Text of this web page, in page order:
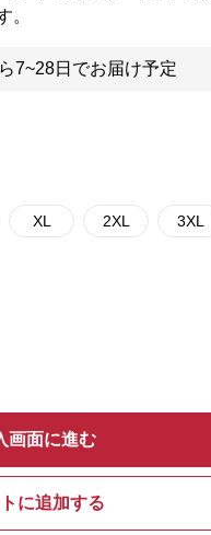
。
7~28日でお届け予定
XL 2XL 3XL
画面に進む
に追加する